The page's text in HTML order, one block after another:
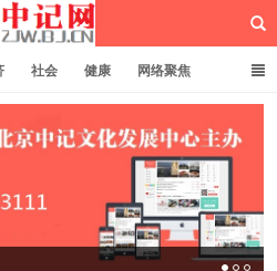
社会 健康 网络聚焦